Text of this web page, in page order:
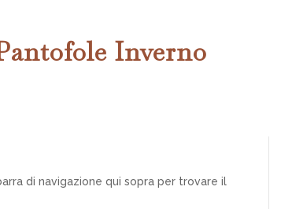
Inverno
di navigazione qui sopra per trovare il